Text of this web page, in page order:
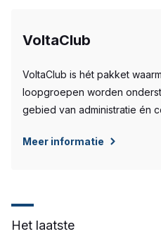
VoltaClub
VoltaClub is hét pakket
loopgroepen worden
gebied van administratie én
Meer informatie
Het laatste